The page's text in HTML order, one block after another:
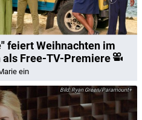
feiert Weihnachten im
als Free-TV-Premiere
ein
Ryan Green/Paramount+